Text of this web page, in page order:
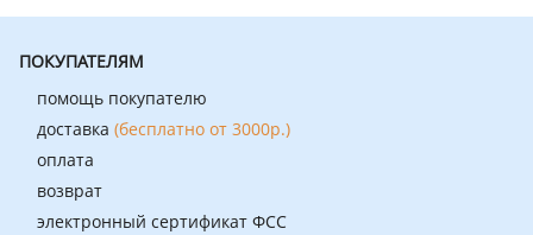
ПОКУПАТЕЛЯМ
помощь покупателю
доставка (бесплатно от 3000р.)
оплата
возврат
электронный сертификат ФСС